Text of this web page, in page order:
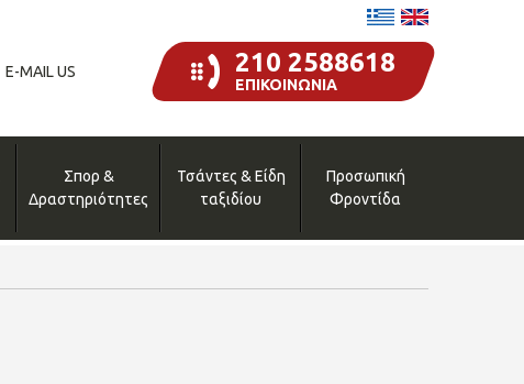
210 2588618
ΕΠΙΚΟΙΝΩΝΙΑ
E-MAIL US
Σπορ &
Δραστηριότητες
Τσάντες & Είδη
ταξιδίου
Προσωπική
Φροντίδα